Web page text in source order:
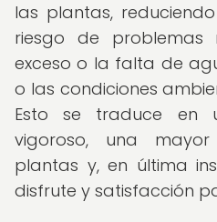
las plantas,
riesgo de problemas
exceso o la falta de
o las condiciones
Esto se traduce en
vigoroso, una
plantas y, en última
disfrute y satisfacción